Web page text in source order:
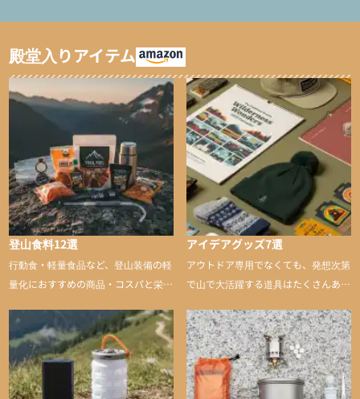
殿堂入りアイテム
登山食料12選
行動食・軽量食品など、登山装備の軽
量化におすすめの商品・コスパと栄養
アイデアグッズ7選
アウトドア専用でなくても、発想次第
で山で大活躍する道具はたくさんあり
山に持ち込むと快適性や安心感をグッ
と引き上げてくれる――そんな意外性
のあるアイテムを紹介